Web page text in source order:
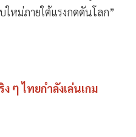
หม่ภายใต้แรงกดดันโลก”
ๆ ไทยกำลังเล่นเกม